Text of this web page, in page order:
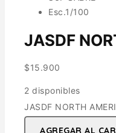
JASDF
$15.900
2 disponibles
JASDF NORTH
AGREGAR AL